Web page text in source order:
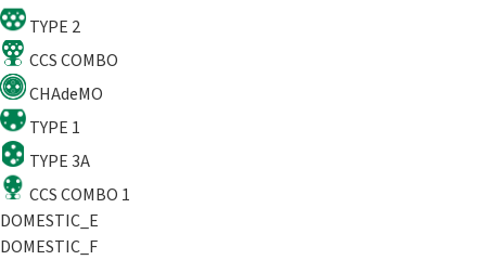
TYPE 2
CCS COMBO
CHAdeMO
TYPE 1
TYPE 3A
CCS COMBO 1
DOMESTIC_E
DOMESTIC_F